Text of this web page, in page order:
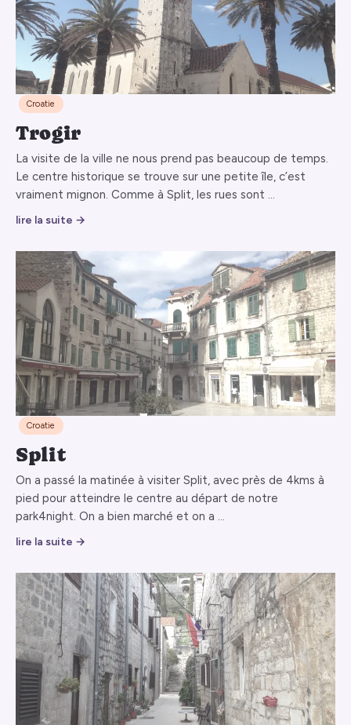
Croatie
Trogir
La visite de la ville ne nous prend pas beaucoup de temps.
Le centre historique se trouve sur une petite île, c’est
vraiment mignon. Comme à Split, les rues sont …
lire la suite →
Croatie
Split
On a passé la matinée à visiter Split, avec près de 4kms à
pied pour atteindre le centre au départ de notre
park4night. On a bien marché et on a …
lire la suite →